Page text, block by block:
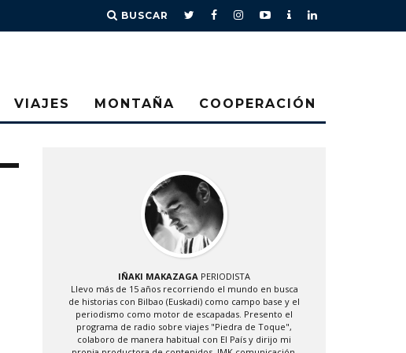
BUSCAR
VIAJES MONTAÑA COOPERACIÓN
IÑAKI MAKAZAGA PERIODISTA
Llevo más de 15 años recorriendo el mundo en busca
de historias con Bilbao (Euskadi) como campo base y el
periodismo como motor de escapadas. Presento el
programa de radio sobre viajes "Piedra de Toque",
colaboro de manera habitual con El País y dirijo mi